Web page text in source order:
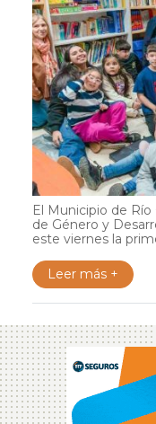
El Municipio de Río
de Género y
este viernes la
Leer más +